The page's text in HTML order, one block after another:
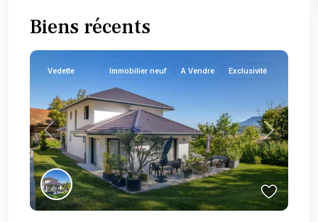
Biens récents
Previous Next
Vedette Immobilier neuf A Vendre Exclusivité